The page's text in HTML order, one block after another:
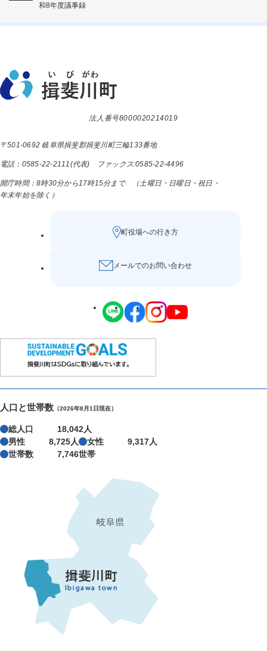
和8年度議事録
法人番号8000020214019
〒501-0692 岐阜県揖斐郡揖斐川町三輪133番地
電話：0585-22-2111(代表) ファックス:0585-22-4496
開庁時間：8時30分から17時15分まで （土曜日・日曜日・祝日・
年末年始を除く）
町役場への行き方
メールでのお問い合わせ
人口と世帯数 （2026年8月1日現在）
総人口
18,042人
男性
8,725人 女性
9,317人
世帯数
7,746世帯